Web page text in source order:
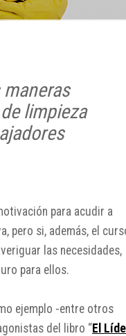
limpieza
para acudir a
pero si, además, el
las necesidades,
para ellos.
ejemplo -entre otros
del libro “El